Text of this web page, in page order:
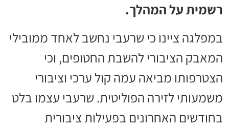
רשמית על המהלך.
במפלגה ציינו כי שרעבי נחשב לאחד ממובילי
המאבק הציבורי להשבת החטופים, וכי
הצטרפותו מביאה עמה קול ערכי וציבורי
משמעותי לזירה הפוליטית. שרעבי עצמו בלט
בחודשים האחרונים בפעילות ציבורית